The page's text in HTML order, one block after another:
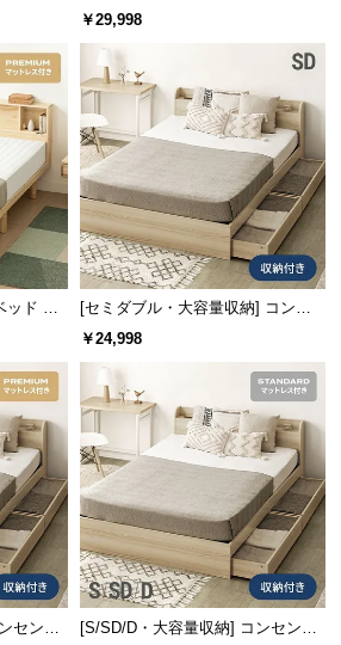
奥行き 高さ
㎝ 約35㎝ 約10㎝
別ページです
は両側引き出し（4杯）タイプ
し収納付きをご希望の方は、
めください。
組み換
機能付きベッド 収納左右組み換え
￥29,998
ッド プ
[セミダブル・大容量収納] コンセ
ント機能付きベッド 収納左右組み
￥24,998
セント
[S/SD/D・大容量収納] コンセント